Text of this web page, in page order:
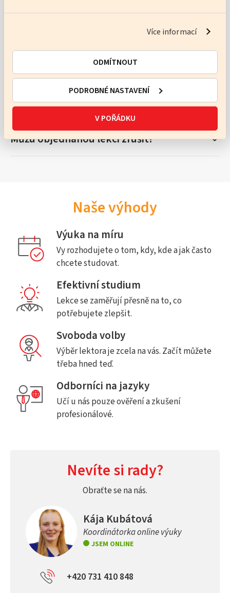
Více informací
V POŘÁDKU
PODROBNÉ NASTAVENÍ
ODMÍTNOUT
Kde najdu odkaz k připojení na lekci?
Co když mi nevyhovuje žádný z volných
časů v kalendáři lektora?
Můžu objednanou lekci zrušit?
Naše výhody
Výuka na míru
Vy rozhodujete o tom, kdy, kde a jak často
chcete studovat.
Efektivní studium
Lekce se zaměřují přesně na to, co
potřebujete zlepšit.
Svoboda volby
Výběr lektora je zcela na vás. Začít můžete
třeba hned teď.
Odborníci na jazyky
Učí u nás pouze ověření a zkušení
profesionálové.
Nevíte si rady?
Obraťte se na nás.
Kája Kubátová
Koordinátorka online výuky
JSEM ONLINE
+420 731 410 848